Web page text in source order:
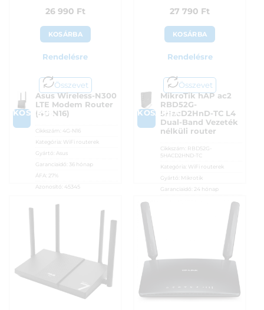
26 990 Ft
KOSÁRBA
Rendelésre
Összevet
KOSÁRBA
Asus Wireless-N300
LTE Modem Router
(4G-N16)
Cikkszám: 4G-N16
Kategória: WiFi routerek
Gyártó: Asus
Garanciaidő:
36 hónap
ÁFA:
27%
Azonosító: 45345
26 990Ft
27 790 Ft
KOSÁRBA
Rendelésre
Összevet
KOSÁRBA
MikroTik hAP ac2
RBD52G-
5HacD2HnD-TC L4
Dual-Band Vezeték
nélküli router
Cikkszám: RBD52G-
5HACD2HND-TC
Kategória: WiFi routerek
Gyártó: Mikrotik
Garanciaidő:
24 hónap